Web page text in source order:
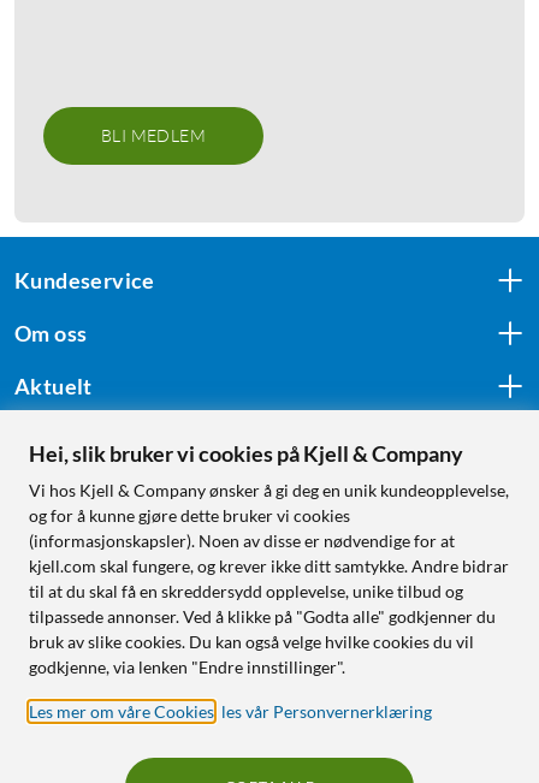
BLI MEDLEM
Kundeservice
Om oss
Aktuelt
Følg oss
Handle fra:
Sverige
Norge
Hei, slik bruker vi cookies på Kjell & Company
Vi hos Kjell & Company ønsker å gi deg en unik kundeopplevelse,
og for å kunne gjøre dette bruker vi cookies
(informasjonskapsler). Noen av disse er nødvendige for at
kjell.com skal fungere, og krever ikke ditt samtykke. Andre bidrar
til at du skal få en skreddersydd opplevelse, unike tilbud og
tilpassede annonser. Ved å klikke på "Godta alle" godkjenner du
bruk av slike cookies. Du kan også velge hvilke cookies du vil
godkjenne, via lenken "Endre innstillinger".
Les mer om våre Cookies les vår Personvernerklæring